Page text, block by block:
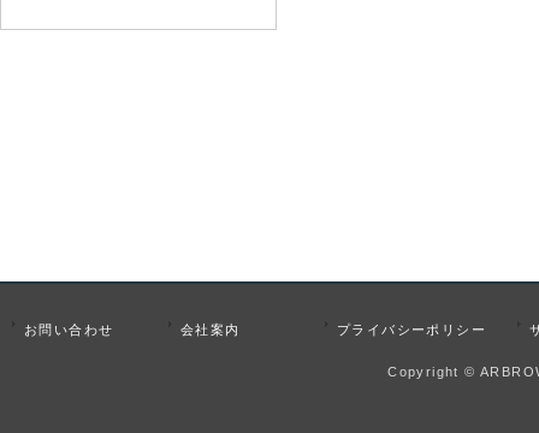
お問い合わせ 会社案内 プライバシーポリシー
Copyright ©